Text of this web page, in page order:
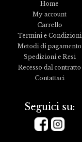
Home
My account
Carrello
Termini e Condizioni
Metodi di pagamento
Spedizioni e Resi
Recesso dal contratto
Contattaci
Seguici su: